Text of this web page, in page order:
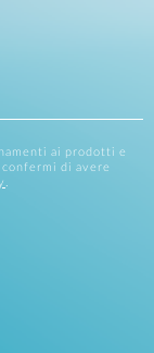
ai prodotti e
di avere